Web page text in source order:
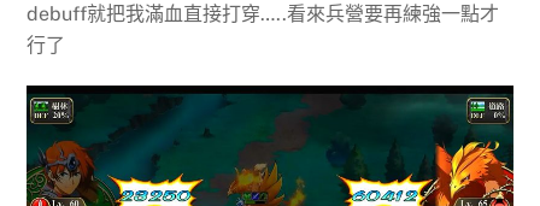
debuff就把我滿血直接打穿…..看來兵營要再練強一點才
行了